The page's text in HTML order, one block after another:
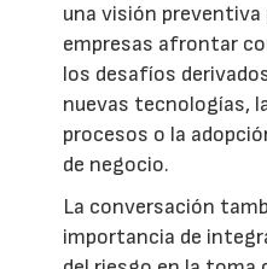
una visión preventiva
empresas afrontar
los desafíos
nuevas tecnologías,
procesos o la
de negocio.
La conversación
importancia de